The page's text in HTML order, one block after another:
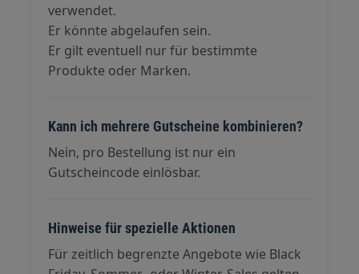
verwendet.
Er könnte abgelaufen sein.
Er gilt eventuell nur für bestimmte
Produkte oder Marken.
Kann ich mehrere Gutscheine kombinieren?
Nein, pro Bestellung ist nur ein
Gutscheincode einlösbar.
Hinweise für spezielle Aktionen
Für zeitlich begrenzte Angebote wie Black